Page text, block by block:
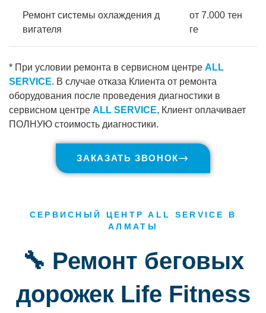
Ремонт системы охлаждения д
вигателя
от 7.000 тен
ге
* При условии ремонта в сервисном центре ALL
SERVICE. В случае отказа Клиента от ремонта
оборудования после проведения диагностики в
сервисном центре ALL SERVICE, Клиент оплачивает
ПОЛНУЮ стоимость диагностики.
ЗАКАЗАТЬ ЗВОНОК
СЕРВИСНЫЙ ЦЕНТР ALL SERVICE В
АЛМАТЫ
🔧 Ремонт беговых
дорожек Life Fitness